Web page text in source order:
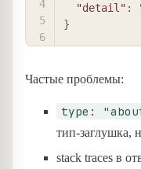
"detail" :
}
Частые проблемы:
type:
тип-заглушка,
stack traces в